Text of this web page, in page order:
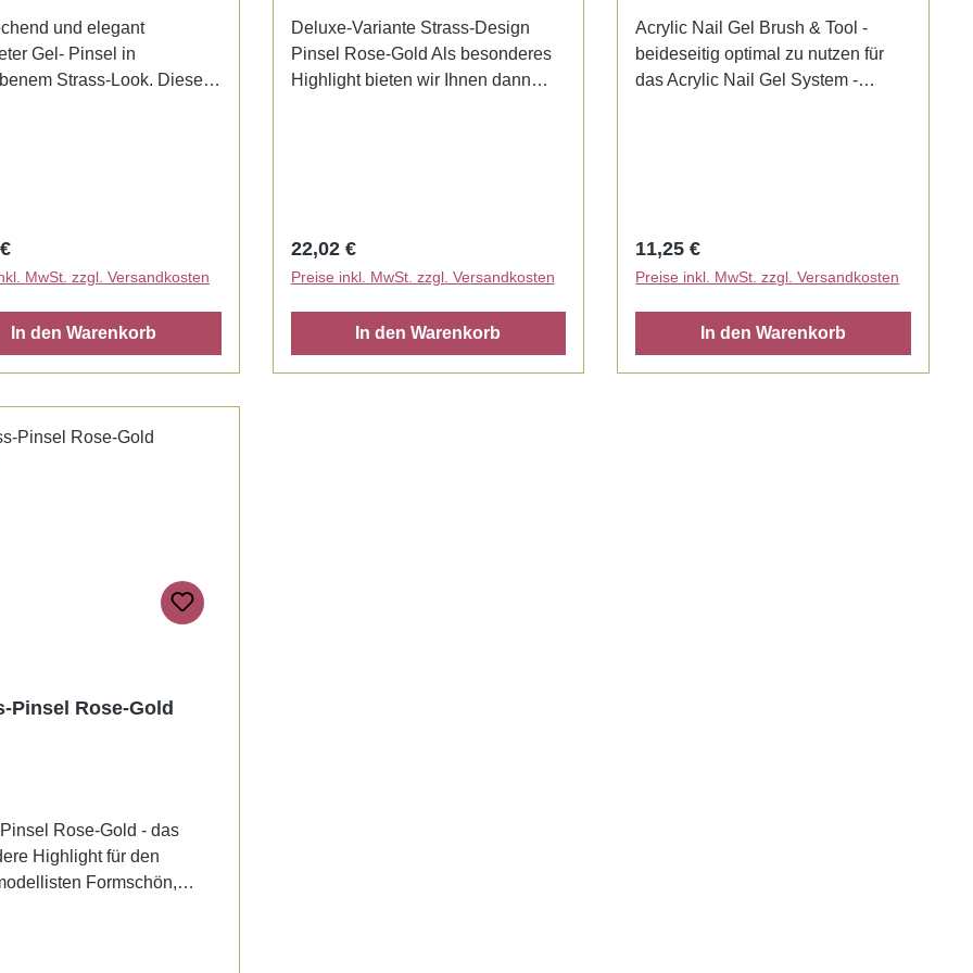
und elegant
Gel- Pinsel in
Strass-Look. Dieser
breiten Stiel. Dank der
Kappe sind die
stets vor
wie UV-Licht
Preis:
MwSt. zzgl. Versandkosten
In den Warenkorb
Deluxe-Variante Strass-Design
Pinsel Rose-Gold Als besonderes
Highlight bieten wir Ihnen dann
Regulärer Preis:
22,02 €
Preise inkl. MwSt. zzgl. Versandkosten
In den Warenkorb
Acrylic Nail Gel Brush & Tool -
beideseitig optimal zu nutzen für
das Acrylic Nail Gel System -
Regulärer Preis:
11,25 €
Preise inkl. MwSt. zzgl. Versandkosten
In den Warenkorb
Pinsel Rose-Gold
Rose-Gold - das
Highlight für den
Formschön,